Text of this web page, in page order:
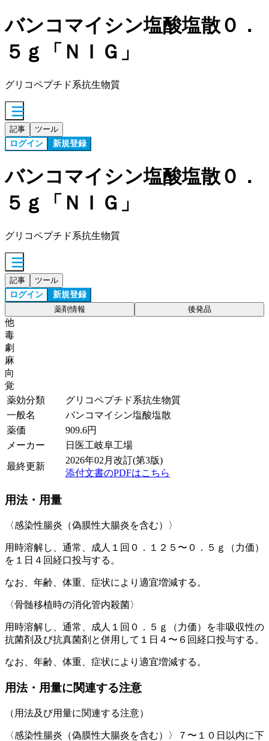
バンコマイシン塩酸塩散０．
５ｇ「ＮＩＧ」
グリコペプチド系抗生物質
記事 ツール
ログイン 新規登録
バンコマイシン塩酸塩散０．
５ｇ「ＮＩＧ」
グリコペプチド系抗生物質
記事 ツール
ログイン 新規登録
薬剤情報 後発品
他
毒
劇
麻
向
覚
薬効分類
グリコペプチド系抗生物質
一般名
バンコマイシン塩酸塩散
薬価
909.6円
メーカー
日医工岐阜工場
最終更新
2026年02月改訂(第3版)
添付文書のPDFはこちら
用法・用量
〈感染性腸炎（偽膜性大腸炎を含む）〉
用時溶解し、通常、成人１回０．１２５〜０．５ｇ（力価）
を１日４回経口投与する。
なお、年齢、体重、症状により適宜増減する。
〈骨髄移植時の消化管内殺菌〉
用時溶解し、通常、成人１回０．５ｇ（力価）を非吸収性の
抗菌剤及び抗真菌剤と併用して１日４〜６回経口投与する。
なお、年齢、体重、症状により適宜増減する。
用法・用量に関連する注意
（用法及び用量に関連する注意）
〈感染性腸炎（偽膜性大腸炎を含む）〉７〜１０日以内に下